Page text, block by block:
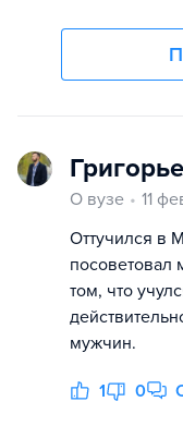
О вузе
11
Оттучился в
посоветовал
том, что
мужчин.
1 0